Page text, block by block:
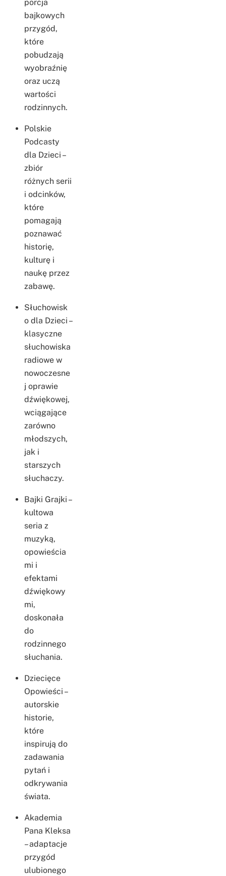
porcja
bajkowych
przygód,
które
pobudzają
wyobraźnię
oraz uczą
wartości
rodzinnych.
Polskie
Podcasty
dla Dzieci –
zbiór
różnych serii
i odcinków,
które
pomagają
poznawać
historię,
kulturę i
naukę przez
zabawę.
Słuchowisk
o dla Dzieci –
klasyczne
słuchowiska
radiowe w
nowoczesne
j oprawie
dźwiękowej,
wciągające
zarówno
młodszych,
jak i
starszych
słuchaczy.
Bajki Grajki –
kultowa
seria z
muzyką,
opowieścia
mi i
efektami
dźwiękowy
mi,
doskonała
do
rodzinnego
słuchania.
Dziecięce
Opowieści –
autorskie
historie,
które
inspirują do
zadawania
pytań i
odkrywania
świata.
Akademia
Pana Kleksa
– adaptacje
przygód
ulubionego